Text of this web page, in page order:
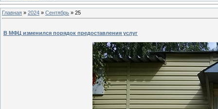
Главная » 2024 » Сентябрь » 25
В МФЦ изменился порядок предоставления услуг